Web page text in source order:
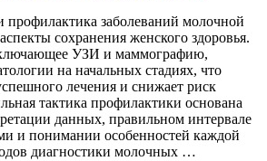
профилактика заболеваний молочной
сохранения женского здоровья.
УЗИ и маммографию,
на начальных стадиях, что
лечения и снижает риск
тактика профилактики основана
данных, правильном интервале
и понимании особенностей каждой
диагностики молочных …